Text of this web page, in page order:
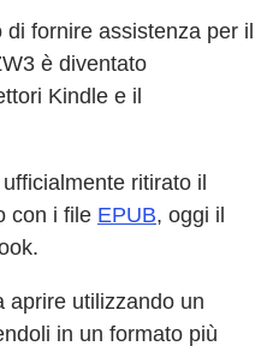
fornire assistenza per il
è diventato
Kindle e il
ritirato il
con i file EPUB, oggi il
aprire utilizzando un
in un formato più